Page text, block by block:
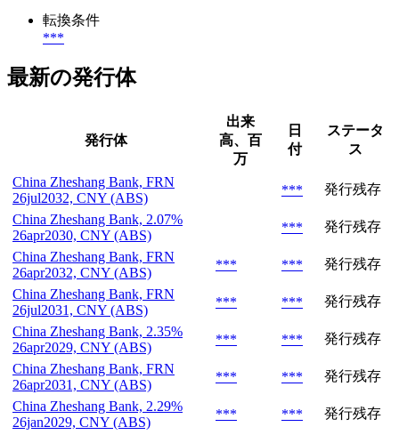
転換条件
***
最新の発行体
発行体
出来
高、百
万
日
付
ステータ
ス
China Zheshang Bank, FRN
26jul2032, CNY (ABS)
***
発行残存
China Zheshang Bank, 2.07%
26apr2030, CNY (ABS)
***
発行残存
China Zheshang Bank, FRN
26apr2032, CNY (ABS)
*** ***
発行残存
China Zheshang Bank, FRN
26jul2031, CNY (ABS)
*** ***
発行残存
China Zheshang Bank, 2.35%
26apr2029, CNY (ABS)
*** ***
発行残存
China Zheshang Bank, FRN
26apr2031, CNY (ABS)
*** ***
発行残存
China Zheshang Bank, 2.29%
26jan2029, CNY (ABS)
*** ***
発行残存